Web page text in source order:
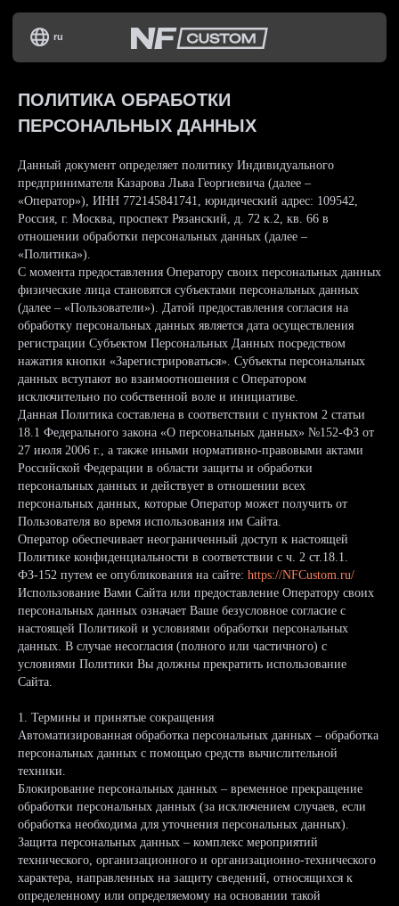
ru
ПОЛИТИКА ОБРАБОТКИ
ПЕРСОНАЛЬНЫХ ДАННЫХ
Данный документ определяет политику Индивидуального
предпринимателя Казарова Льва Георгиевича (далее –
«Оператор»), ИНН 772145841741, юридический адрес: 109542,
Россия, г. Москва, проспект Рязанский, д. 72 к.2, кв. 66 в
отношении обработки персональных данных (далее –
«Политика»).
С момента предоставления Оператору своих персональных данных
физические лица становятся субъектами персональных данных
(далее – «Пользователи»). Датой предоставления согласия на
обработку персональных данных является дата осуществления
регистрации Субъектом Персональных Данных посредством
нажатия кнопки «Зарегистрироваться». Субъекты персональных
данных вступают во взаимоотношения с Оператором
исключительно по собственной воле и инициативе.
Данная Политика составлена в соответствии с пунктом 2 статьи
18.1 Федерального закона «О персональных данных» №152-ФЗ от
27 июля 2006 г., а также иными нормативно-правовыми актами
Российской Федерации в области защиты и обработки
персональных данных и действует в отношении всех
персональных данных, которые Оператор может получить от
Пользователя во время использования им Сайта.
Оператор обеспечивает неограниченный доступ к настоящей
Политике конфиденциальности в соответствии с ч. 2 ст.18.1.
ФЗ-152 путем ее опубликования на сайте: https://NFCustom.ru/
Использование Вами Сайта или предоставление Оператору своих
персональных данных означает Ваше безусловное согласие с
настоящей Политикой и условиями обработки персональных
данных. В случае несогласия (полного или частичного) с
условиями Политики Вы должны прекратить использование
Сайта.
1. Термины и принятые сокращения
Автоматизированная обработка персональных данных – обработка
персональных данных с помощью средств вычислительной
техники.
Блокирование персональных данных – временное прекращение
обработки персональных данных (за исключением случаев, если
обработка необходима для уточнения персональных данных).
Защита персональных данных – комплекс мероприятий
технического, организационного и организационно-технического
характера, направленных на защиту сведений, относящихся к
определенному или определяемому на основании такой